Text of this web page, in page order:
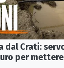
dal Crati:
per